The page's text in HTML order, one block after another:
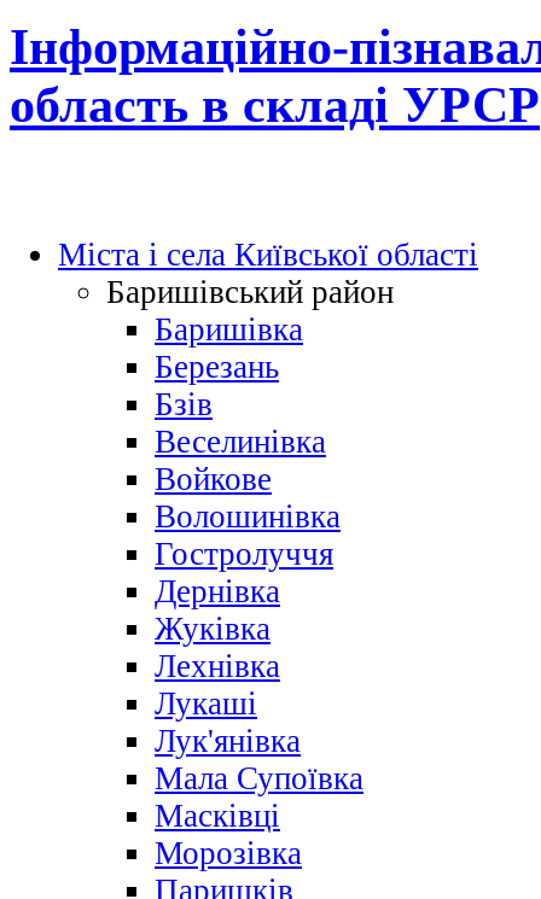
Інформаційно-
область в складі УРСР
Міста і села Київської області
Баришівський район
Баришівка
Березань
Бзів
Веселинівка
Войкове
Волошинівка
Гостролуччя
Дернівка
Жуківка
Лехнівка
Лукаші
Лук'янівка
Мала Супоївка
Масківці
Морозівка
Паришків